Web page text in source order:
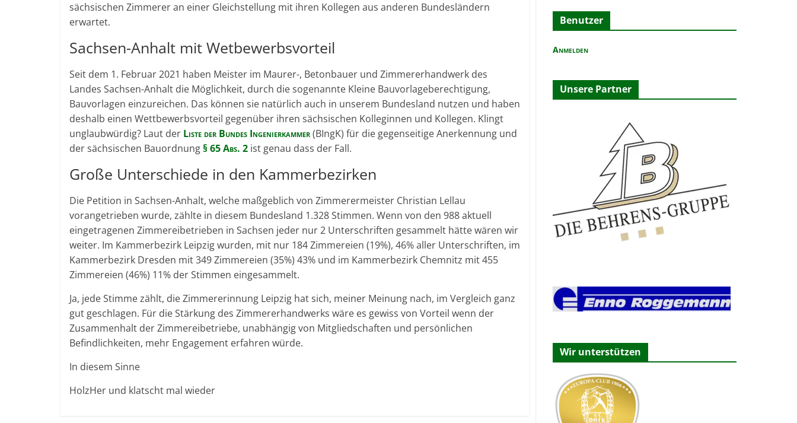
sächsischen Zimmerer an einer Gleichstellung mit ihren Kollegen aus anderen Bundesländern
erwartet.
Sachsen-Anhalt mit Wetbewerbsvorteil
Seit dem 1. Februar 2021 haben Meister im Maurer-, Betonbauer und Zimmererhandwerk des
Landes Sachsen-Anhalt die Möglichkeit, durch die sogenannte Kleine Bauvorlageberechtigung,
Bauvorlagen einzureichen. Das können sie natürlich auch in unserem Bundesland nutzen und haben
deshalb einen Wettbewerbsvorteil gegenüber ihren sächsischen Kolleginnen und Kollegen. Klingt
unglaubwürdig? Laut der Liste der Bundes Ingenierkammer(BIngK) für die gegenseitige Anerkennung und
der sächsischen Bauordnung§ 65 Abs. 2 ist genau dass der Fall.
Große Unterschiede in den Kammerbezirken
Die Petition in Sachsen-Anhalt, welche maßgeblich von Zimmerermeister Christian Lellau
vorangetrieben wurde, zählte in diesem Bundesland 1.328 Stimmen. Wenn von den 988 aktuell
eingetragenen Zimmereibetrieben in Sachsen jeder nur 2 Unterschriften gesammelt hätte wären wir
weiter. Im Kammerbezirk Leipzig wurden, mit nur 184 Zimmereien (19%), 46% aller Unterschriften, im
Kammerbezirk Dresden mit 349 Zimmereien (35%) 43% und im Kammerbezirk Chemnitz mit 455
Zimmereien (46%) 11% der Stimmen eingesammelt.
Ja, jede Stimme zählt, die Zimmererinnung Leipzig hat sich, meiner Meinung nach, im Vergleich ganz
gut geschlagen. Für die Stärkung des Zimmererhandwerks wäre es gewiss von Vorteil wenn der
Zusammenhalt der Zimmereibetriebe, unabhängig von Mitgliedschaften und persönlichen
Befindlichkeiten, mehr Engagement erfahren würde.
In diesem Sinne
HolzHer und klatscht mal wieder
Benutzer
Anmelden
Unsere Partner
Wir unterstützen